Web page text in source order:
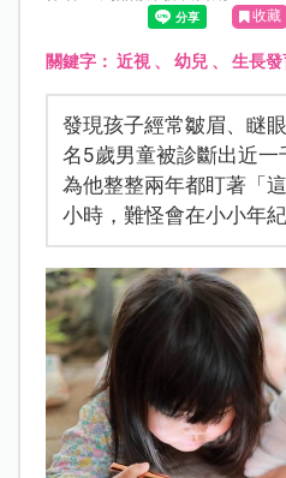
收藏
關鍵字： 近視、 幼兒、 生長發
發現孩子經常皺眉、瞇
名5歲男童被診斷出近一
為他整整兩年都盯著「
小時，難怪會在小小年紀